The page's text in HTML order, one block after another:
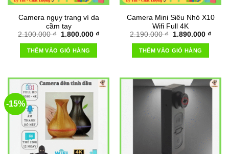
Camera ngụy trang ví da
cầm tay
2.100.000₫
Giá
là:
2.100.000 ₫.
1.800.000 ₫Giá
THÊM VÀO GIỎ HÀNG
Camera Mini Siêu Nhỏ X10
Wifi Full 4K
2.190.000₫
Giá
là:
2.190.000 ₫.
1.890.000 ₫Giá
THÊM VÀO GIỎ HÀNG
-15%